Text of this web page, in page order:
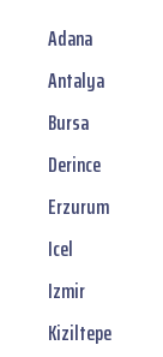
Adana
Antalya
Bursa
Derince
Erzurum
Icel
Izmir
Kiziltepe